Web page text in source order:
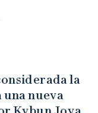
la
una nueva